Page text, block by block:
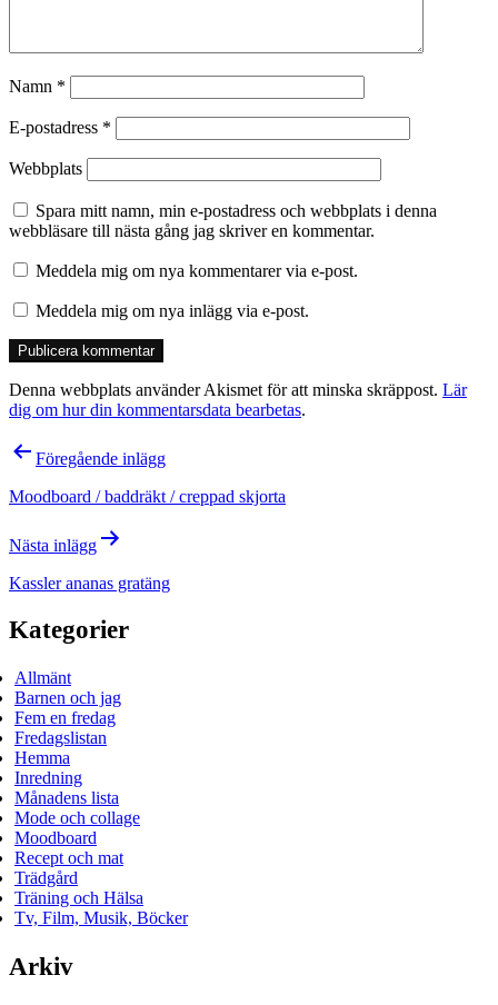
Namn *
E-postadress *
Webbplats
Spara mitt namn, min e-postadress och webbplats i denna
webbläsare till nästa gång jag skriver en kommentar.
Meddela mig om nya kommentarer via e-post.
Meddela mig om nya inlägg via e-post.
Denna webbplats använder Akismet för att minska skräppost. Lär
dig om hur din kommentarsdata bearbetas.
Inläggsnavigering
Föregående inlägg
Moodboard / baddräkt / creppad skjorta
Nästa inlägg
Kassler ananas gratäng
Kategorier
Allmänt
Barnen och jag
Fem en fredag
Fredagslistan
Hemma
Inredning
Månadens lista
Mode och collage
Moodboard
Recept och mat
Trädgård
Träning och Hälsa
Tv, Film, Musik, Böcker
Arkiv